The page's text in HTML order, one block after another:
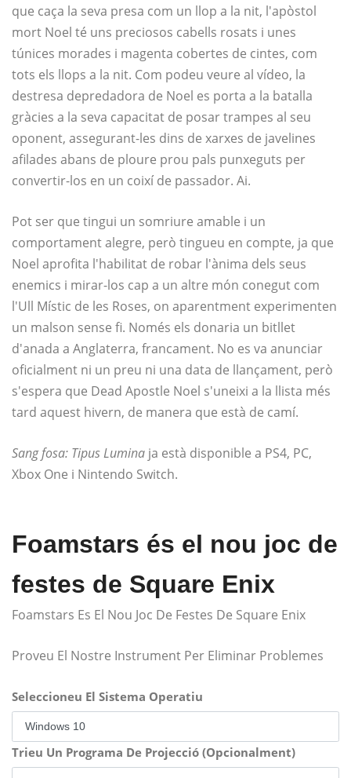
que caça la seva presa com un llop a la nit, l'apòstol
mort Noel té uns preciosos cabells rosats i unes
túnices morades i magenta cobertes de cintes, com
tots els llops a la nit. Com podeu veure al vídeo, la
destresa depredadora de Noel es porta a la batalla
gràcies a la seva capacitat de posar trampes al seu
oponent, assegurant-les dins de xarxes de javelines
afilades abans de ploure prou pals punxeguts per
convertir-los en un coixí de passador. Ai.
Pot ser que tingui un somriure amable i un
comportament alegre, però tingueu en compte, ja que
Noel aprofita l'habilitat de robar l'ànima dels seus
enemics i mirar-los cap a un altre món conegut com
l'Ull Místic de les Roses, on aparentment experimenten
un malson sense fi. Només els donaria un bitllet
d'anada a Anglaterra, francament. No es va anunciar
oficialment ni un preu ni una data de llançament, però
s'espera que Dead Apostle Noel s'uneixi a la llista més
tard aquest hivern, de manera que està de camí.
Sang fosa: Tipus Lumina ja està disponible a PS4, PC,
Xbox One i Nintendo Switch.
Foamstars és el nou joc de
festes de Square Enix
Foamstars Es El Nou Joc De Festes De Square Enix
Proveu El Nostre Instrument Per Eliminar Problemes
Seleccioneu El Sistema Operatiu
Trieu Un Programa De Projecció (Opcionalment)